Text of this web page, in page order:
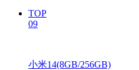
TOP
09
小米14(8GB/256GB)